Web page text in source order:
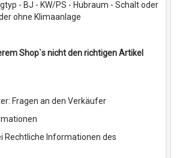
- BJ - KW/PS - Hubraum - Schalt oder
ohne Klimaanlage
Shop`s nicht den richtigen Artikel
Fragen an den Verkäufer
Rechtliche Informationen des